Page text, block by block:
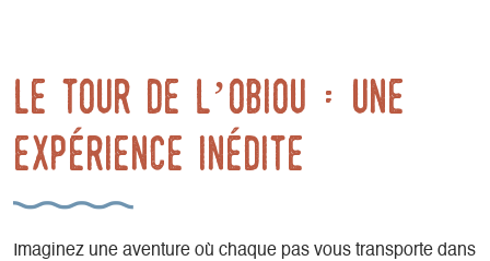
Le Tour de l’Obiou : une
expérience inédite
Imaginez une aventure où chaque pas vous transporte dans